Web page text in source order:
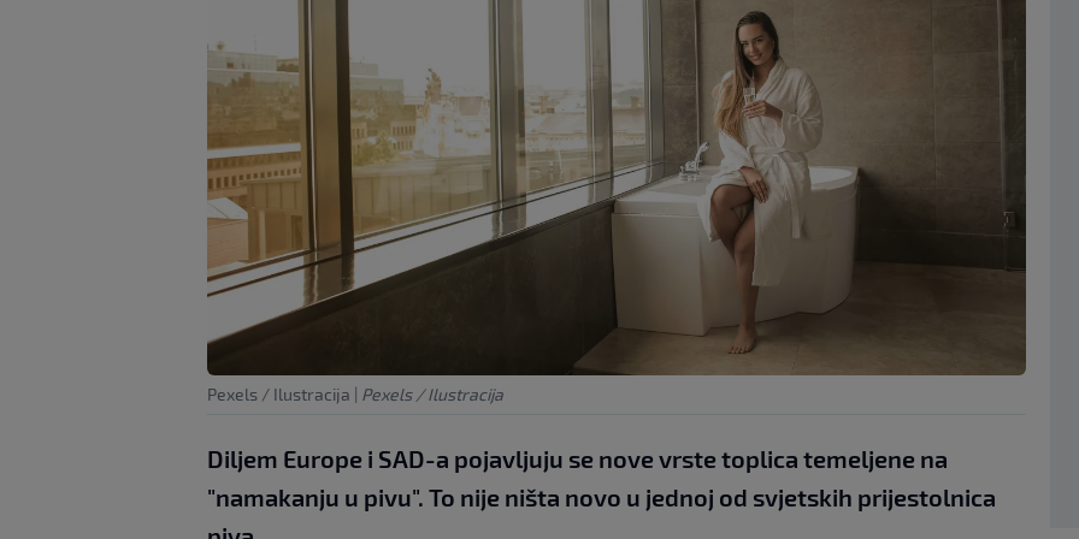
Pexels / Ilustracija | Pexels / Ilustracija
Diljem Europe i SAD-a pojavljuju se nove vrste toplica temeljene na
"namakanju u pivu". To nije ništa novo u jednoj od svjetskih prijestolnica